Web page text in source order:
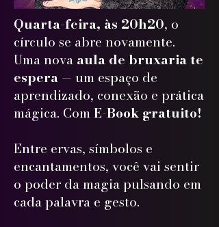
Quarta-feira, às 20h20, o
círculo se abre novamente.
Uma nova aula de bruxaria te
espera — um espaço de
aprendizado, conexão e prática
mágica. ComE-Book gratuito!
Entre ervas, símbolos e
encantamentos, você vai sentir
o poder da magia pulsando em
cada palavra e gesto.